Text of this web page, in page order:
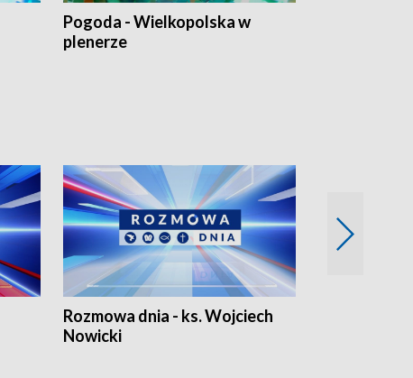
Pogoda - Wielkopolska w
plenerze
Rozmowa dnia - ks. Wojciech
Nowicki